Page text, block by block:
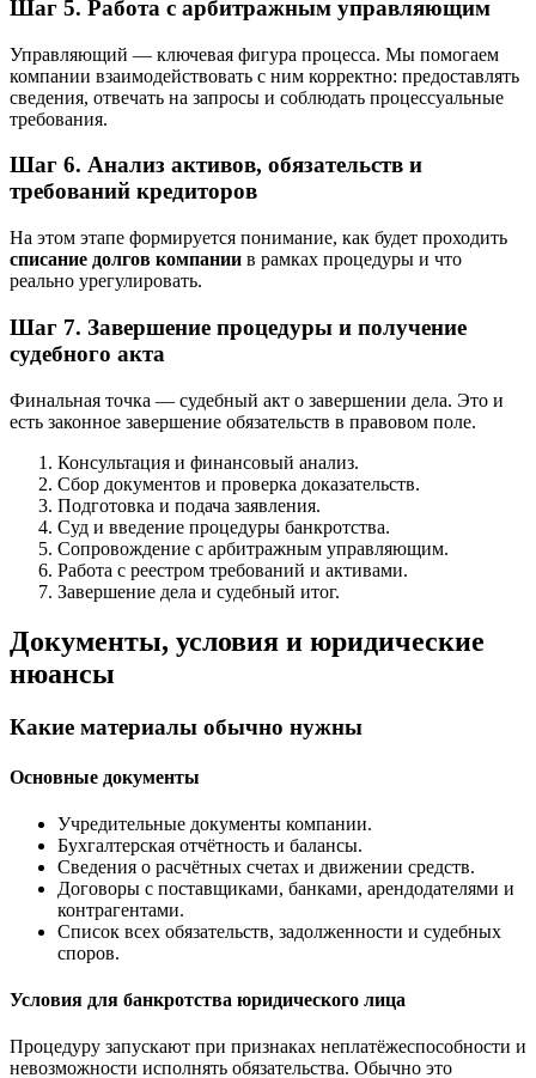
Шаг 5. Работа с арбитражным управляющим
Управляющий — ключевая фигура процесса. Мы помогаем
компании взаимодействовать с ним корректно: предоставлять
сведения, отвечать на запросы и соблюдать процессуальные
требования.
Шаг 6. Анализ активов, обязательств и
требований кредиторов
На этом этапе формируется понимание, как будет проходить
списание долгов компании в рамках процедуры и что
реально урегулировать.
Шаг 7. Завершение процедуры и получение
судебного акта
Финальная точка — судебный акт о завершении дела. Это и
есть законное завершение обязательств в правовом поле.
Консультация и финансовый анализ.
Сбор документов и проверка доказательств.
Подготовка и подача заявления.
Суд и введение процедуры банкротства.
Сопровождение с арбитражным управляющим.
Работа с реестром требований и активами.
Завершение дела и судебный итог.
Документы, условия и юридические
нюансы
Какие материалы обычно нужны
Основные документы
Учредительные документы компании.
Бухгалтерская отчётность и балансы.
Сведения о расчётных счетах и движении средств.
Договоры с поставщиками, банками, арендодателями и
контрагентами.
Список всех обязательств, задолженности и судебных
споров.
Условия для банкротства юридического лица
Процедуру запускают при признаках неплатёжеспособности и
невозможности исполнять обязательства. Обычно это